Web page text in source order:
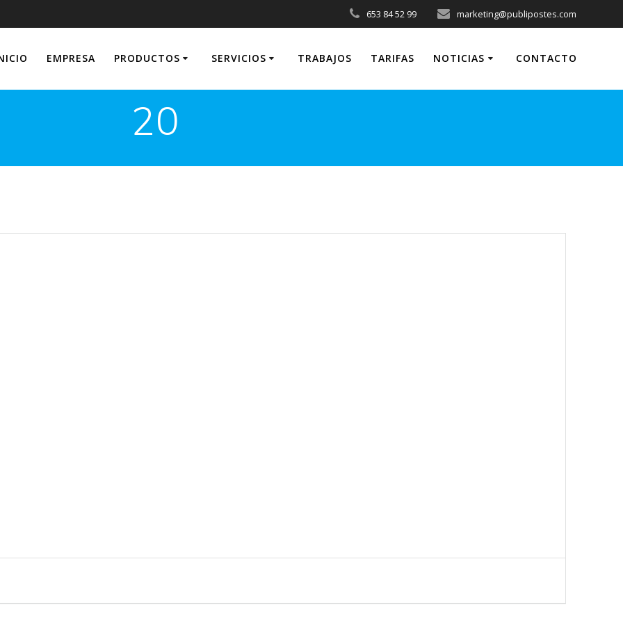
653 84 52 99 marketing@publipostes.com
EMPRESA PRODUCTOS SERVICIOS TRABAJOS TARIFAS NOTICIAS CONTACTO
20